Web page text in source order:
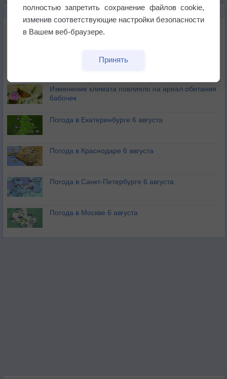
НОВОЕ О ПОГОДЕ
Атмосфера начала замерзать
В Приморье обнаружены морские волны тепла
Изменение климата повлияло на ареал обитания
бабочек
Погода в Екатеринбурге 6 августа
Погода в Краснодаре 6 августа
Погода в Санкт-Петербурге 6 августа
Погода в Москве 6 августа
полностью запретить сохранение файлов cookie,
изменив соответствующие настройки безопасности
в Вашем веб-браузере.
Принять